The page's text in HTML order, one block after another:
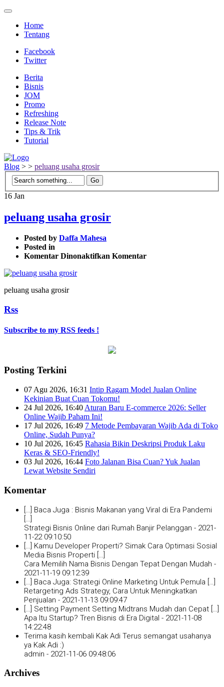
Home
Tentang
Facebook
Twitter
Berita
Bisnis
JOM
Promo
Refreshing
Release Note
Tips & Trik
Tutorial
Blog > > peluang usaha grosir
16 Jan
peluang usaha grosir
Posted by Daffa Mahesa
Posted in
Komentar Dinonaktifkan pada
Komentar
peluang usaha grosir
Rss
Subscribe to my RSS feeds !
Posting Terkini
07 Agu 2026, 16:31 Intip Ragam Model Jualan Online
Kekinian Buat Cuan Tokomu!
24 Jul 2026, 16:40 Aturan Baru E-commerce 2026: Seller
Online Wajib Paham Ini!
17 Jul 2026, 16:49 7 Metode Pembayaran Wajib Ada di Toko
Online, Sudah Punya?
10 Jul 2026, 16:45 Rahasia Bikin Deskripsi Produk Laku
Keras & SEO-Friendly!
03 Jul 2026, 16:44 Foto Jalanan Bisa Cuan? Yuk Jualan
Lewat Website Sendiri
Komentar
[…] Baca Juga : Bisnis Makanan yang Viral di Era Pandemi
Strategi Bisnis Online dari Rumah Banjir Pelanggan - 2021-
11-22 09:10:50
[…] Kamu Developer Properti? Simak Cara Optimasi Sosial
Media Bisnis Properti […]
Cara Memilih Nama Bisnis Dengan Tepat Dengan Mudah -
2021-11-19 09:12:39
[…] Baca Juga: Strategi Online Marketing Untuk Pemula […]
Retargeting Ads Strategy, Cara Untuk Meningkatkan
Penjualan - 2021-11-13 09:09:47
[…] Setting Payment Setting Midtrans Mudah dan Cepat […]
Apa Itu Startup? Tren Bisnis di Era Digital - 2021-11-08
14:22:48
Terima kasih kembali Kak Adi Terus semangat usahanya
ya Kak Adi :)
admin - 2021-11-06 09:48:06
Archives